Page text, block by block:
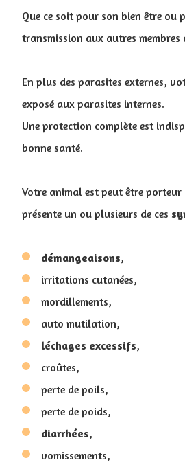
Que ce soit pour son bien être ou
transmission aux autres membres
En plus des parasites externes,
exposé aux parasites internes.
Une protection complète est
bonne santé.
Votre animal est peut être
présente un ou plusieurs de ces
démangeaisons,
irritations cutanées,
mordillements,
auto mutilation,
léchages excessifs,
croûtes,
perte de poils,
perte de poids,
diarrhées,
vomissements,